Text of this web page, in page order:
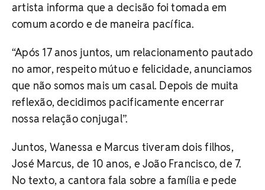
artista informa que a decisão foi tomada em
comum acordo e de maneira pacífica.
“Após 17 anos juntos, um relacionamento pautado
no amor, respeito mútuo e felicidade, anunciamos
que não somos mais um casal. Depois de muita
reflexão, decidimos pacificamente encerrar
nossa relação conjugal”.
Juntos, Wanessa e Marcus tiveram dois filhos,
José Marcus, de 10 anos, e João Francisco, de 7.
No texto, a cantora fala sobre a família e pede